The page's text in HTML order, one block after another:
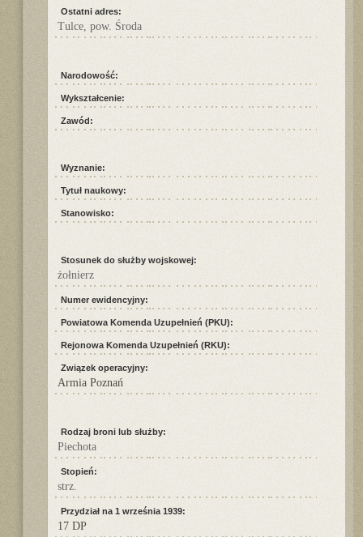
Ostatni adres:
Tulce, pow. Środa
Narodowość:
Wykształcenie:
Zawód:
Wyznanie:
Tytuł naukowy:
Stanowisko:
Stosunek do służby wojskowej:
żołnierz
Numer ewidencyjny:
Powiatowa Komenda Uzupełnień (PKU):
Rejonowa Komenda Uzupełnień (RKU):
Związek operacyjny:
Armia Poznań
Rodzaj broni lub służby:
Piechota
Stopień:
strz.
Przydział na 1 września 1939:
17 DP